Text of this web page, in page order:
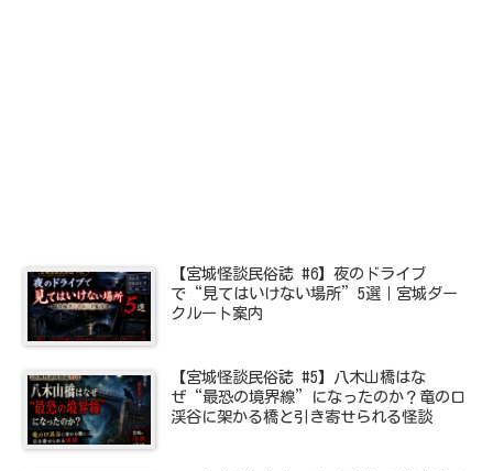
【宮城怪談民俗誌 #6】夜のドライブ
で“見てはいけない場所”5選｜宮城ダー
クルート案内
【宮城怪談民俗誌 #5】八木山橋はな
ぜ“最恐の境界線”になったのか？竜の口
渓谷に架かる橋と引き寄せられる怪談